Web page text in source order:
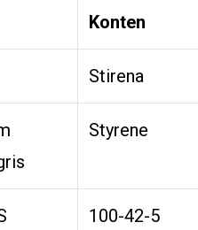
Konten
Stirena
Styrene
100-42-5